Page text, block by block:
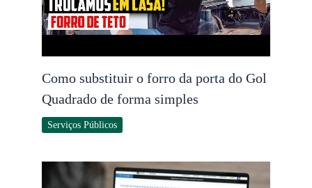
Como substituir o forro da porta do Gol
Quadrado de forma simples
Serviços Públicos